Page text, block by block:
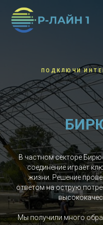
ПОДКЛЮЧИ
В частном секторе
соединение играет
жизни. Решение
ответом на острую
Мы получили много